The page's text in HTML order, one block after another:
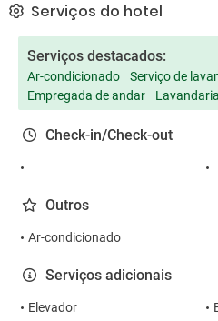
Serviços do hotel
Serviços destacados:
Ar-condicionado
Serviço de
Empregada de andar
Check-in/Check-out
Outros
Ar-condicionado
Serviços adicionais
Elevador